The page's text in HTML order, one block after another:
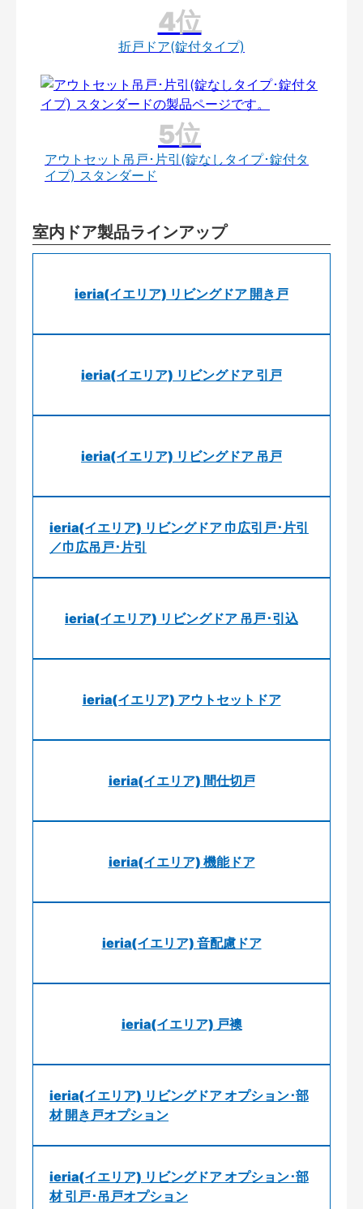
折戸ドア(錠付タイプ)
アウトセット吊戸･片引(錠なしタイプ･錠付タ
イプ) スタンダード
室内ドア製品ラインアップ
ieria(イエリア) リビングドア 開き戸
ieria(イエリア) リビングドア 引戸
ieria(イエリア) リビングドア 吊戸
ieria(イエリア) リビングドア 巾広引戸･片引
／巾広吊戸･片引
ieria(イエリア) リビングドア 吊戸･引込
ieria(イエリア) アウトセットドア
ieria(イエリア) 間仕切戸
ieria(イエリア) 機能ドア
ieria(イエリア) 音配慮ドア
ieria(イエリア) 戸襖
ieria(イエリア) リビングドア オプション･部
材 開き戸オプション
ieria(イエリア) リビングドア オプション･部
材 引戸･吊戸オプション